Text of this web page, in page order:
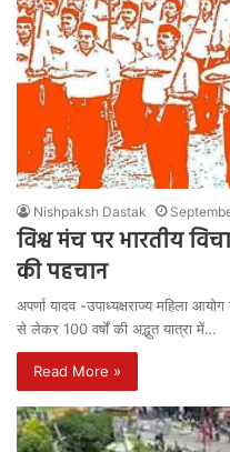
Nishpaksh Dastak
विश्व मंच पर भारतीय
की पहचान
अपर्णा यादव -उपाध्यक्षराज्य महिला
से लेकर 100 वर्षों की अद्भुत यात्रा में…
Read More »